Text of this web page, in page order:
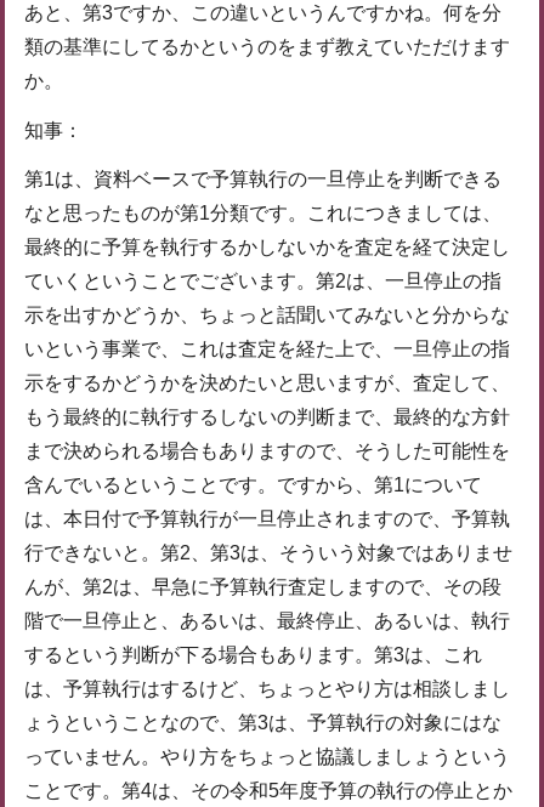
あと、第3ですか、この違いというんですかね。何を分
類の基準にしてるかというのをまず教えていただけます
か。
知事：
第1は、資料ベースで予算執行の一旦停止を判断できる
なと思ったものが第1分類です。これにつきましては、
最終的に予算を執行するかしないかを査定を経て決定し
ていくということでございます。第2は、一旦停止の指
示を出すかどうか、ちょっと話聞いてみないと分からな
いという事業で、これは査定を経た上で、一旦停止の指
示をするかどうかを決めたいと思いますが、査定して、
もう最終的に執行するしないの判断まで、最終的な方針
まで決められる場合もありますので、そうした可能性を
含んでいるということです。ですから、第1について
は、本日付で予算執行が一旦停止されますので、予算執
行できないと。第2、第3は、そういう対象ではありませ
んが、第2は、早急に予算執行査定しますので、その段
階で一旦停止と、あるいは、最終停止、あるいは、執行
するという判断が下る場合もあります。第3は、これ
は、予算執行はするけど、ちょっとやり方は相談しまし
ょうということなので、第3は、予算執行の対象にはな
っていません。やり方をちょっと協議しましょうという
ことです。第4は、その令和5年度予算の執行の停止とか